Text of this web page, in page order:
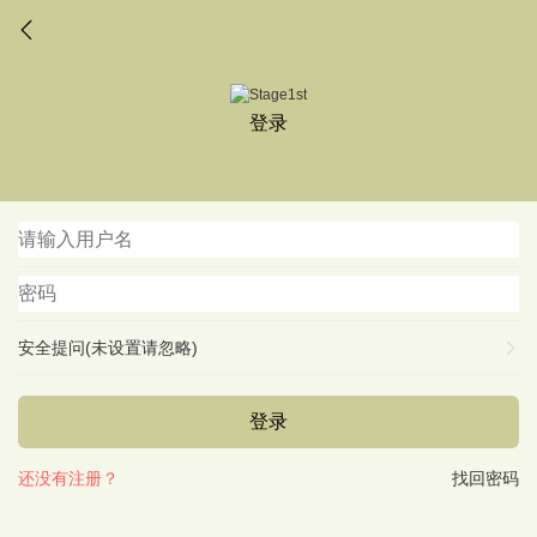
登录
安全提问(未设置请忽略)
登录
找回密码
还没有注册？